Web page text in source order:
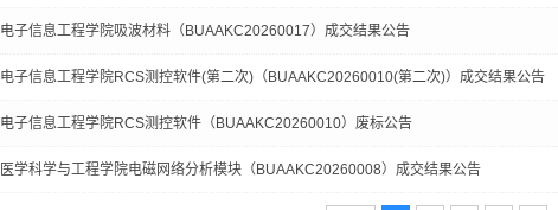
电子信息工程学院吸波材料（BUAAKC20260017）成交结果公告
电子信息工程学院RCS测控软件(第二次)（BUAAKC20260010(第二次)）成交结果公告
电子信息工程学院RCS测控软件（BUAAKC20260010）废标公告
医学科学与工程学院电磁网络分析模块（BUAAKC20260008）成交结果公告